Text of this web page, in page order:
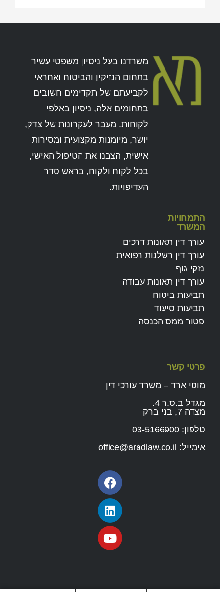
משרדנו בעל ניסיון משפטי עשיר
בתחום הנזיקין והביטוח ואחראי
לקביעתם של תקדימים חשובים
בתחומים אלה, ניסיון באלפי
לקוחות. מעבר לעקרונות של צדק,
יושר, מיומנות מקצועית ומסירות
אישית, הצבנו את הטיפול האישי,
בכל לקוח ולקוח, בראש סדר
העדיפויות.
התמחויות
המשרד
עורך דין תאונות דרכים
עורך דין רשלנות רפואית
נזקי גוף
עורך דין תאונות עבודה
תביעות ביטוח
תביעות סיעוד
פטור ממס הכנסה
פרטי קשר
מוטי ארד – משרד עורכי דין
מגדל ב.ס.ר 4.
מצדה 7, בני ברק
טלפון: 03-5166900
אימייל: office@aradlaw.co.il